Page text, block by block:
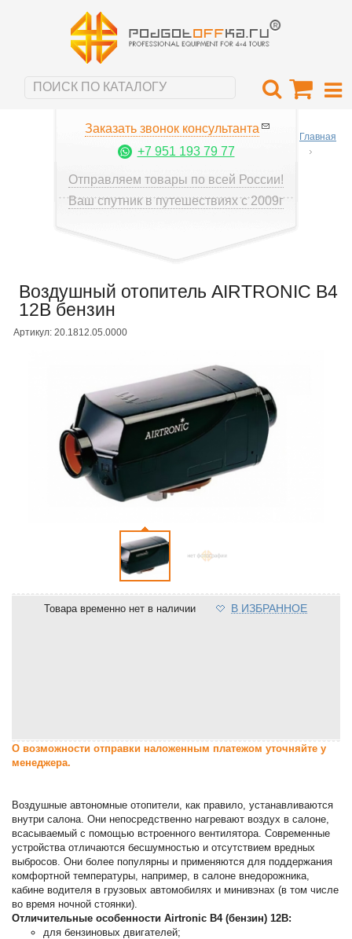
Заказать звонок консультанта
+7 951 193 79 77
Отправляем товары по всей России!
Ваш спутник в путешествиях с 2009г
Главная
Воздушный отопитель AIRTRONIC B4
12B бензин
Артикул: 20.1812.05.0000
Товара временно нет в наличии В ИЗБРАННОЕ
О возможности отправки наложенным платежом уточняйте у
менеджера.
Воздушные автономные отопители, как правило, устанавливаются
внутри салона. Они непосредственно нагревают воздух в салоне,
всасываемый с помощью встроенного вентилятора. Современные
устройства отличаются бесшумностью и отсутствием вредных
выбросов. Они более популярны и применяются для поддержания
комфортной температуры, например, в салоне внедорожника,
кабине водителя в грузовых автомобилях и минивэнах (в том числе
во время ночной стоянки).
Отличительные особенности Airtronic B4 (бензин) 12В:
для бензиновых двигателей;